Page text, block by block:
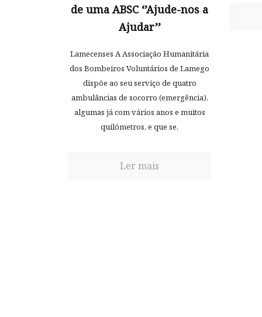
de uma ABSC ‘’Ajude-nos a
Ajudar’’
Lamecenses A Associação Humanitária
dos Bombeiros Voluntários de Lamego
dispõe ao seu serviço de quatro
ambulâncias de socorro (emergência),
algumas já com vários anos e muitos
quilómetros, e que se.
Ler mais